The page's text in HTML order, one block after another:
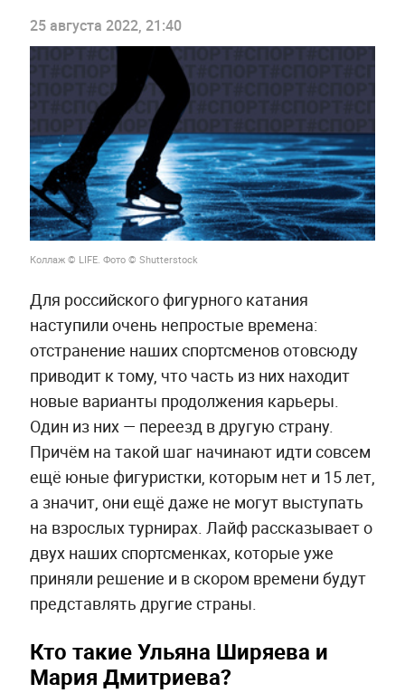
25 августа 2022, 21:40
Коллаж © LIFE. Фото © Shutterstock
Для российского фигурного катания
наступили очень непростые времена:
отстранение наших спортсменов отовсюду
приводит к тому, что часть из них находит
новые варианты продолжения карьеры.
Один из них — переезд в другую страну.
Причём на такой шаг начинают идти совсем
ещё юные фигуристки, которым нет и 15 лет,
а значит, они ещё даже не могут выступать
на взрослых турнирах. Лайф рассказывает о
двух наших спортсменках, которые уже
приняли решение и в скором времени будут
представлять другие страны.
Кто такие Ульяна Ширяева и
Мария Дмитриева?